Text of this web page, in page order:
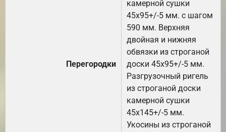
Перегородки
камерной сушки
45х95+/-5 мм. с шагом
590 мм. Верхняя
двойная и нижняя
обвязки из строганой
доски 45х95+/-5 мм.
Разгрузочный ригель
из строганой доски
камерной сушки
45х145+/-5 мм.
Укосины из строганой